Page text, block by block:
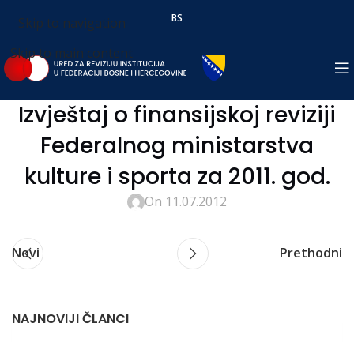
Skip to navigation
Skip to main content
BS
Izvještaj o finansijskoj reviziji
Federalnog ministarstva
kulture i sporta za 2011. god.
On 11.07.2012
Novi Prethodni
NAJNOVIJI ČLANCI